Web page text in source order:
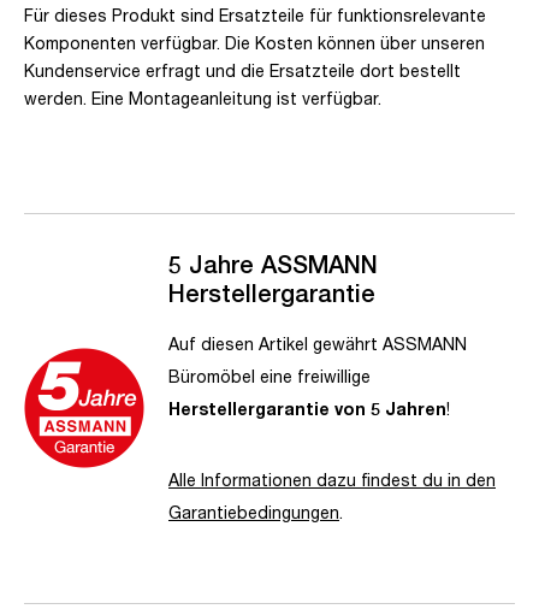
Für dieses Produkt sind Ersatzteile für funktionsrelevante
Komponenten verfügbar. Die Kosten können über unseren
Kundenservice erfragt und die Ersatzteile dort bestellt
werden. Eine Montageanleitung ist verfügbar.
5 Jahre ASSMANN
Herstellergarantie
Auf diesen Artikel gewährt ASSMANN
Büromöbel eine freiwillige
Herstellergarantie von 5 Jahren!
Alle Informationen dazu findest du in den
Garantiebedingungen.